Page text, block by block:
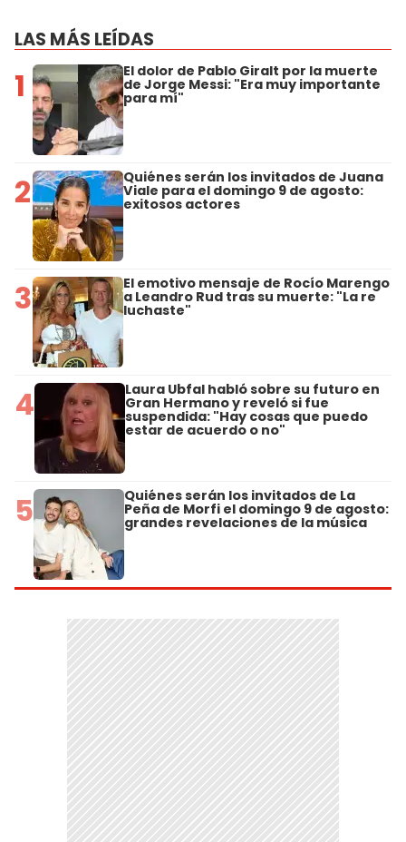
LAS MÁS LEÍDAS
1 El dolor de Pablo Giralt por la muerte
de Jorge Messi: "Era muy importante
para mí"
2 Quiénes serán los invitados de Juana
Viale para el domingo 9 de agosto:
exitosos actores
3 El emotivo mensaje de Rocío Marengo
a Leandro Rud tras su muerte: "La re
luchaste"
4 Laura Ubfal habló sobre su futuro en
Gran Hermano y reveló si fue
suspendida: "Hay cosas que puedo
estar de acuerdo o no"
5 Quiénes serán los invitados de La
Peña de Morfi el domingo 9 de agosto:
grandes revelaciones de la música